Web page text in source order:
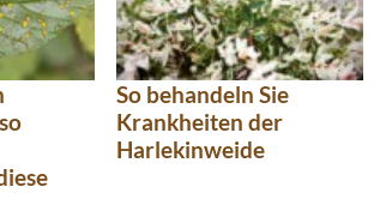
So behandeln Sie
Krankheiten der
Harlekinweide